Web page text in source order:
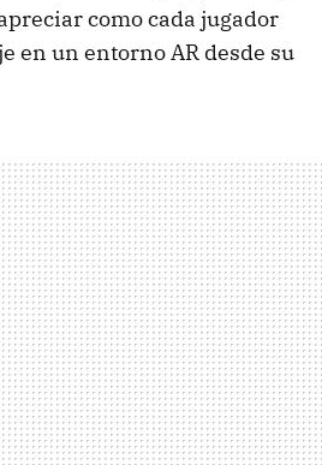
como cada jugador
en un entorno AR desde su